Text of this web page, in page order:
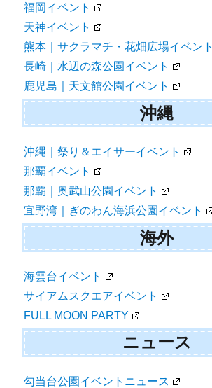
福岡イベント
天神イベント
熊本｜サクラマチ・花畑広場イベント
長崎｜水辺の森公園イベント
鹿児島｜天文館公園イベント
沖縄
沖縄｜祭り＆エイサーイベント
那覇イベント
那覇｜奥武山公園イベント
宜野湾｜ぎのわん海浜公園イベント
海外
海雲台イベント
サイアムスクエアイベント
FULL MOON PARTY
ニュース
勾当台公園イベントニュース